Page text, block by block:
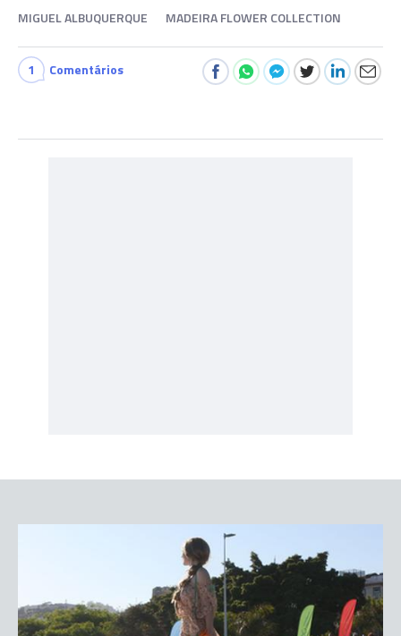
MIGUEL ALBUQUERQUE MADEIRA FLOWER COLLECTION
1 Comentários